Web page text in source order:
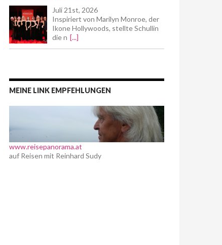
Juli 21st, 2026
Inspiriert von Marilyn Monroe, der
Ikone Hollywoods, stellte Schullin
die n [...]
MEINE LINK EMPFEHLUNGEN
www.reisepanorama.at
auf Reisen mit Reinhard Sudy